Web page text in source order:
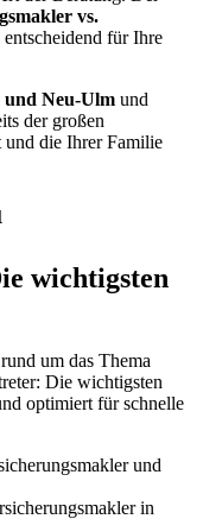
vs.
für Ihre
und Neu-Ulm und
der großen
und die Ihrer Familie
wichtigsten
um das Thema
Die wichtigsten
optimiert für schnelle
und
in